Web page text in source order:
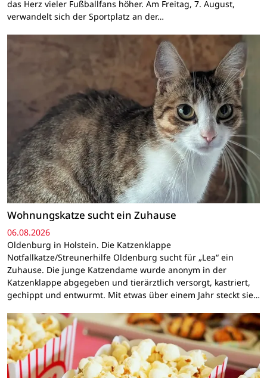
das Herz vieler Fußballfans höher. Am Freitag, 7. August,
verwandelt sich der Sportplatz an der…
Wohnungskatze sucht ein Zuhause
06.08.2026
Oldenburg in Holstein. Die Katzenklappe
Notfallkatze/Streunerhilfe Oldenburg sucht für „Lea“ ein
Zuhause. Die junge Katzendame wurde anonym in der
Katzenklappe abgegeben und tierärztlich versorgt, kastriert,
gechippt und entwurmt. Mit etwas über einem Jahr steckt sie…